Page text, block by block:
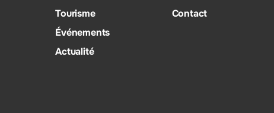
Tourisme
Événements
Actualité
Contact